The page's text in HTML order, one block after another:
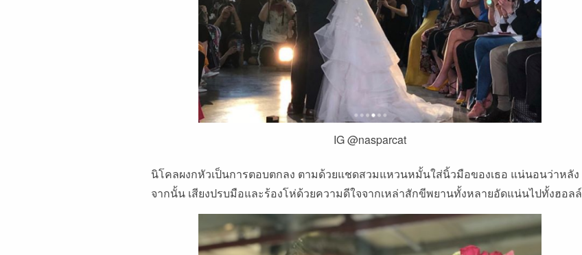
IG @nasparcat
นิโคลผงกหัวเป็นการตอบตกลง ตามด้วยแชดสวมแหวนหมั้นใส่นิ้วมือของเธอ แน่นอนว่าหลัง
จากนั้น เสียงปรบมือและร้องโห่ด้วยความดีใจจากเหล่าสักขีพยานทั้งหลายอัดแน่นไปทั้งฮอลล์